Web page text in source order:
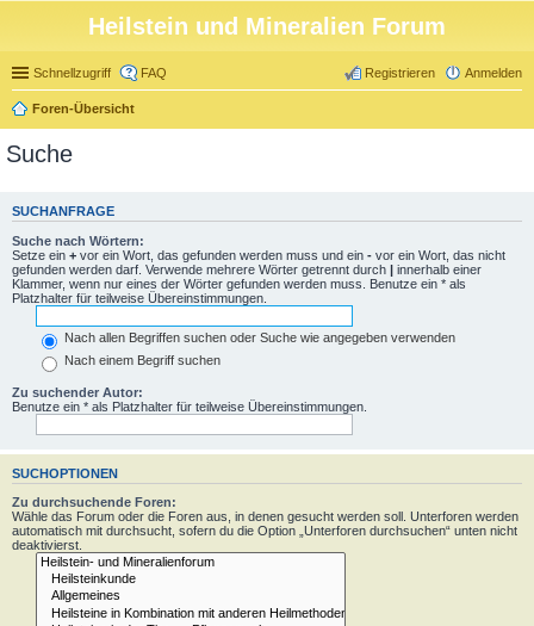
Heilstein und Mineralien Forum
Schnellzugriff FAQ Anmelden
Registrieren
Foren-Übersicht
Suche
SUCHANFRAGE
Suche nach Wörtern:
Setze ein + vor ein Wort, das gefunden werden muss und ein - vor ein Wort, das nicht
gefunden werden darf. Verwende mehrere Wörter getrennt durch | innerhalb einer
Klammer, wenn nur eines der Wörter gefunden werden muss. Benutze ein * als
Platzhalter für teilweise Übereinstimmungen.
Nach allen Begriffen suchen oder Suche wie angegeben verwenden
Nach einem Begriff suchen
Zu suchender Autor:
Benutze ein * als Platzhalter für teilweise Übereinstimmungen.
SUCHOPTIONEN
Zu durchsuchende Foren:
Wähle das Forum oder die Foren aus, in denen gesucht werden soll. Unterforen werden
automatisch mit durchsucht, sofern du die Option „Unterforen durchsuchen“ unten nicht
deaktivierst.